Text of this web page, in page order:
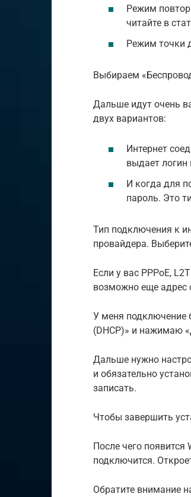
Режим
читайте в
Режим точки
Выбираем
Дальше идут очень
двух вариантов:
Интернет
выдает логин
И когда для
пароль. Это
Тип подключения к
провайдера.
Если у вас PPPoE,
возможно еще адрес
У меня подключение
(DHCP)» и нажимаю
Дальше нужно
и обязательно
записать.
Чтобы завершить
После чего
подключится.
Обратите внимание